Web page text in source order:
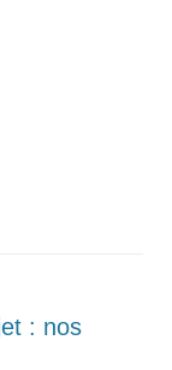
: nos